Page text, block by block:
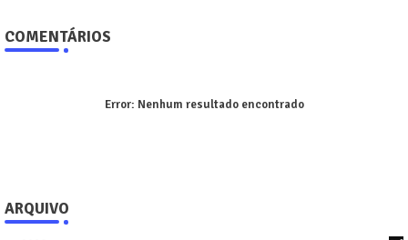
COMENTÁRIOS
Error: Nenhum resultado encontrado
ARQUIVO